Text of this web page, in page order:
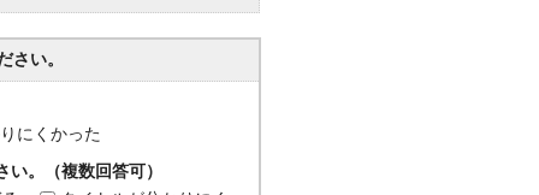
さい。
にくかった
。（複数回答可）